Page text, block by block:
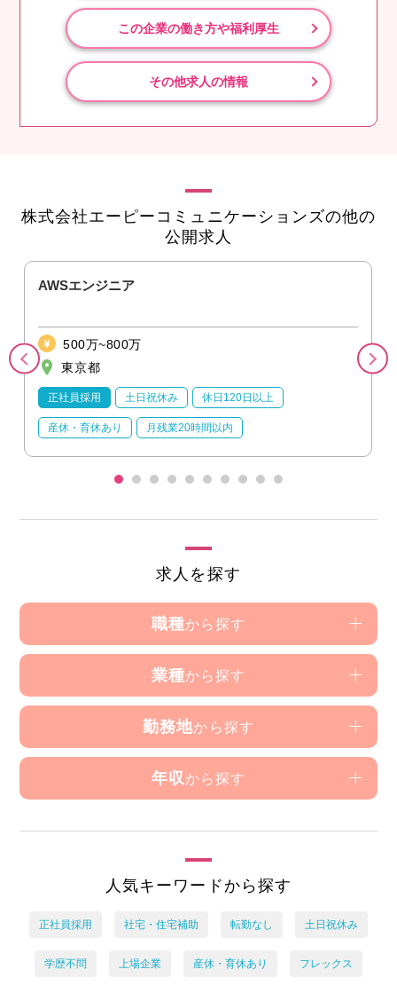
この企業の働き方や福利厚生
その他求人の情報
株式会社エーピーコミュニケーションズの他の
公開求人
AWSエンジニア
500万~800万
東京都
正社員採用 土日祝休み 休日120日以上
産休・育休あり 月残業20時間以内
求人を探す
職種から探す
業種から探す
勤務地から探す
年収 から探す
人気キーワードから探す
正社員採用 社宅・住宅補助 転勤なし 土日祝休み
学歴不問 上場企業 産休・育休あり フレックス